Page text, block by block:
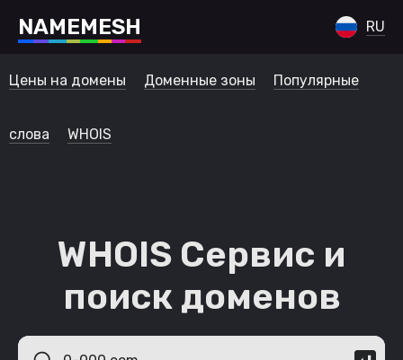
NAMEMESH RU
Цены на домены Доменные зоны Популярные
слова WHOIS
WHOIS Сервис и
поиск доменов